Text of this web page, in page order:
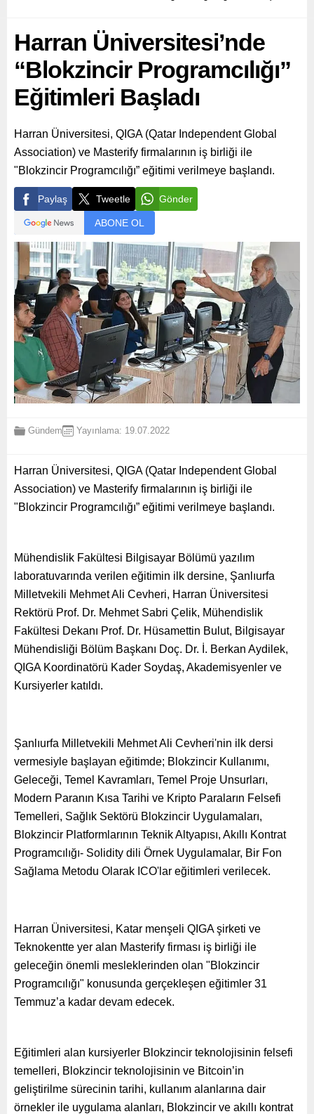
Harran Üniversitesi’nde
“Blokzincir Programcılığı”
Eğitimleri Başladı
Harran Üniversitesi, QIGA (Qatar Independent Global
Association) ve Masterify firmalarının iş birliği ile
"Blokzincir Programcılığı” eğitimi verilmeye başlandı.
Paylaş Tweetle Gönder
ABONE OL
Gündem Yayınlama: 19.07.2022
Harran Üniversitesi, QIGA (Qatar Independent Global
Association) ve Masterify firmalarının iş birliği ile
"Blokzincir Programcılığı” eğitimi verilmeye başlandı.
Mühendislik Fakültesi Bilgisayar Bölümü yazılım
laboratuvarında verilen eğitimin ilk dersine, Şanlıurfa
Milletvekili Mehmet Ali Cevheri, Harran Üniversitesi
Rektörü Prof. Dr. Mehmet Sabri Çelik, Mühendislik
Fakültesi Dekanı Prof. Dr. Hüsamettin Bulut, Bilgisayar
Mühendisliği Bölüm Başkanı Doç. Dr. İ. Berkan Aydilek,
QIGA Koordinatörü Kader Soydaş, Akademisyenler ve
Kursiyerler katıldı.
Şanlıurfa Milletvekili Mehmet Ali Cevheri'nin ilk dersi
vermesiyle başlayan eğitimde; Blokzincir Kullanımı,
Geleceği, Temel Kavramları, Temel Proje Unsurları,
Modern Paranın Kısa Tarihi ve Kripto Paraların Felsefi
Temelleri, Sağlık Sektörü Blokzincir Uygulamaları,
Blokzincir Platformlarının Teknik Altyapısı, Akıllı Kontrat
Programcılığı- Solidity dili Örnek Uygulamalar, Bir Fon
Sağlama Metodu Olarak ICO'lar eğitimleri verilecek.
Harran Üniversitesi, Katar menşeli QIGA şirketi ve
Teknokentte yer alan Masterify firması iş birliği ile
geleceğin önemli mesleklerinden olan "Blokzincir
Programcılığı" konusunda gerçekleşen eğitimler 31
Temmuz’a kadar devam edecek.
Eğitimleri alan kursiyerler Blokzincir teknolojisinin felsefi
temelleri, Blokzincir teknolojisinin ve Bitcoin’in
geliştirilme sürecinin tarihi, kullanım alanlarına dair
örnekler ile uygulama alanları, Blokzincir ve akıllı kontrat